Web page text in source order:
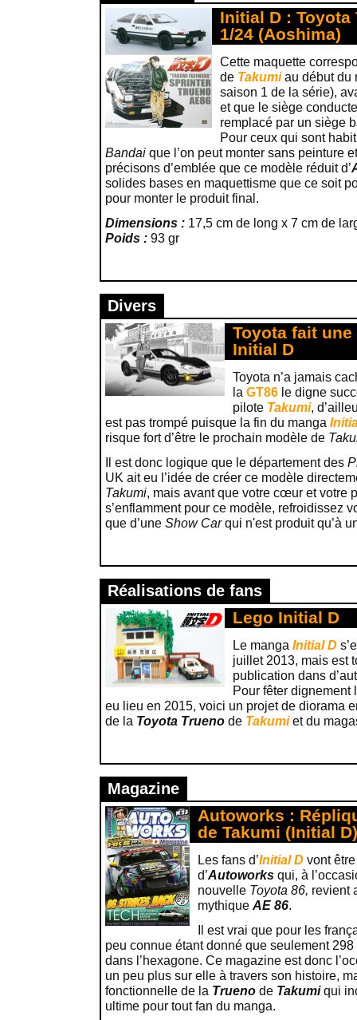
Initial D : Toyota
1/24 (Aoshima)
Cette maquette
de Takumi au début du
saison 1 de la série),
et que le siège
remplacé par un siège
Pour ceux qui sont
Bandai que l’on peut monter sans peinture
précisons d’emblée que ce modèle réduit d’
solides bases en maquettisme que ce soit
pour monter le produit final.
Dimensions : 17,5 cm de long x 7 cm de
Poids : 93 gr
Divers
Toyota fait
Initial D
Toyota n’a jamais
la GT86 le digne
pilote Takumi,
est pas trompé puisque la fin du manga
risque fort d’être le prochain modèle de
Il est donc logique que le département des
UK ait eu l’idée de créer ce modèle
Takumi, mais avant que votre cœur et votre
s’enflamment pour ce modèle, refroidissez
que d’une Show Carqui n'est produit qu’à
Réalisations de fans
Lego Initial D
Le manga Initial D
juillet 2013, mais est
publication dans
Pour fêter dignement
eu lieu en 2015, voici un projet de diorama
de la Toyota Trueno de Takumi et du
Magazine
Autoworks :
de Takumi (Initial D)
Les fans d’Initial D vont
d’Autoworks qui, à
nouvelle Toyota 86, revient
mythique AE 86.
Il est vrai que pour les
peu connue étant donné que seulement
dans l’hexagone. Ce magazine est donc
un peu plus sur elle à travers son histoire,
fonctionnelle de la Trueno de Takumiqui
ultime pour tout fan du manga.